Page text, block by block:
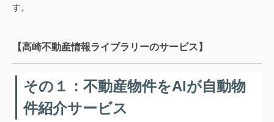
す。
【高崎不動産情報ライブラリーのサービス】
その１：不動産物件をAIが自動物
件紹介サービス